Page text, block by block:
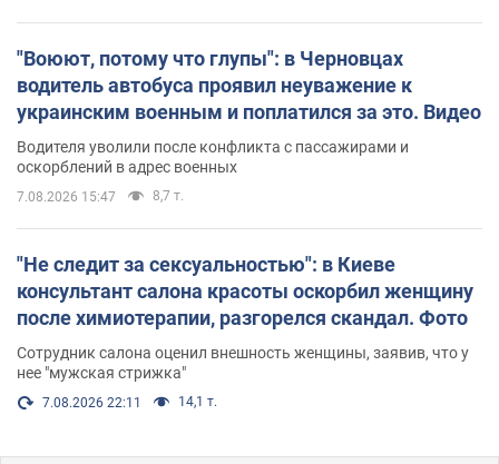
"Воюют, потому что глупы": в Черновцах
водитель автобуса проявил неуважение к
украинским военным и поплатился за это. Видео
Водителя уволили после конфликта с пассажирами и
оскорблений в адрес военных
7.08.2026 15:47 8,7 т.
"Не следит за сексуальностью": в Киеве
консультант салона красоты оскорбил женщину
после химиотерапии, разгорелся скандал. Фото
Сотрудник салона оценил внешность женщины, заявив, что у
нее "мужская стрижка"
7.08.2026 22:11 14,1 т.